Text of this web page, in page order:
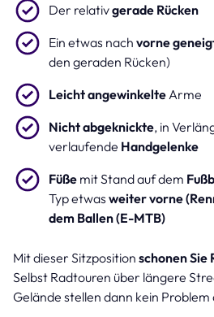
Der relativgerade Rücken
Ein etwas nach vorne
den geraden Rücken)
Leicht angewinkelte Arme
Nicht abgeknickte, in
verlaufende Handgelenke
Füße mit Stand auf dem
Typ etwas weiter vorne
dem Ballen (E-MTB)
Mit dieser Sitzposition schonen Sie
Selbst Radtouren über längere
Gelände stellen dann kein Problem